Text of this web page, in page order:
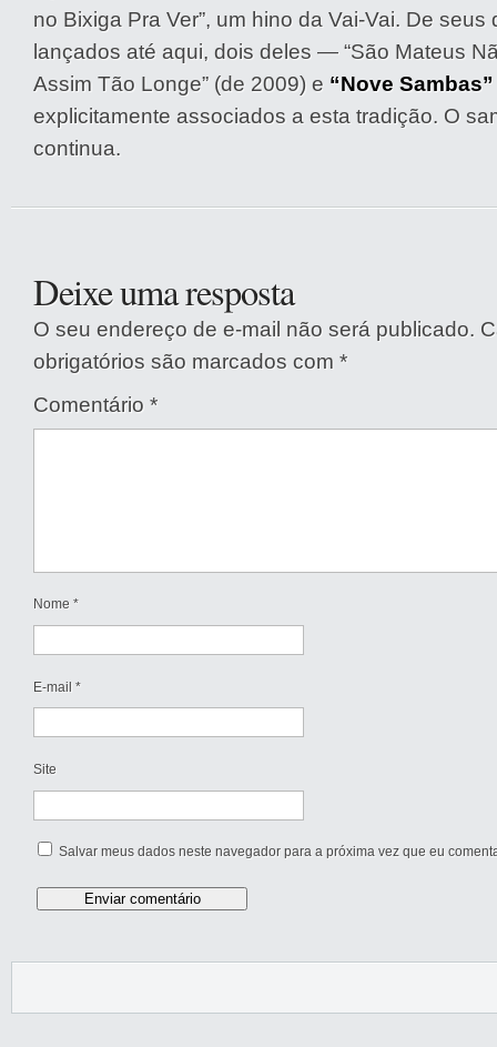
no Bixiga Pra Ver”, um hino da Vai-Vai. De seus
lançados até aqui, dois deles — “São Mateus
Assim Tão Longe” (de 2009) e “Nove
explicitamente associados a esta tradição. O
continua.
Deixe uma resposta
O seu endereço de e-mail não será publicado.
obrigatórios são marcados com *
Comentário *
Nome *
E-mail *
Site
Salvar meus dados neste navegador para a próxima vez que eu